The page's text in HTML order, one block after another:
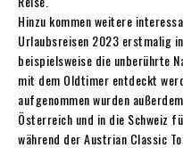
Hinzu kommen weitere
Urlaubsreisen 2023 erstmalig
beispielsweise die unberührte
mit dem Oldtimer entdeckt
aufgenommen wurden
Österreich und in die Schweiz
während der Austrian Classic